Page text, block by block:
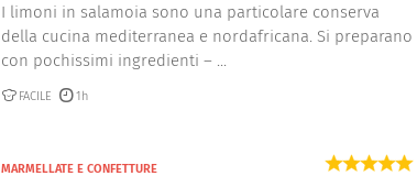
I limoni in salamoia sono una particolare conserva
della cucina mediterranea e nordafricana. Si preparano
con pochissimi ingredienti – ...
FACILE 1h
MARMELLATE E CONFETTURE